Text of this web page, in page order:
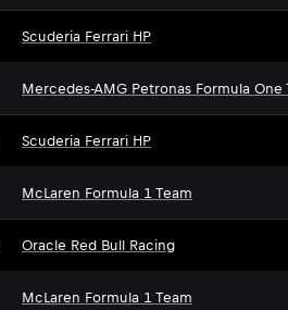
Scuderia Ferrari HP
Mercedes-AMG Petronas Formula One
Scuderia Ferrari HP
McLaren Formula 1 Team
Oracle Red Bull Racing
McLaren Formula 1 Team